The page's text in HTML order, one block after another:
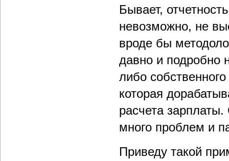
Бывает,
невозможно, не
вроде бы
давно и подробно
либо
которая
расчета
много проблем и
Приведу такой